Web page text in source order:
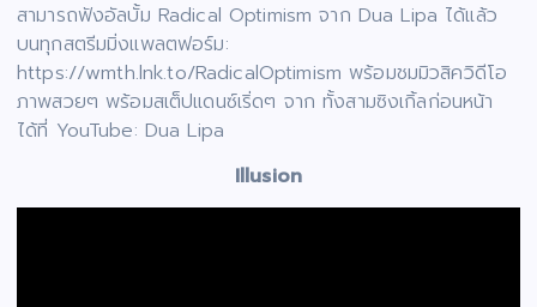
สามารถฟังอัลบั้ม Radical Optimism จาก Dua Lipa ได้แล้ว
บนทุกสตรีมมิ่งแพลตฟอร์ม:
https://wmth.lnk.to/RadicalOptimism พร้อมชมมิวสิควิดีโอ
ภาพสวยๆ พร้อมสเต็ปแดนซ์เริ่ดๆ จาก ทั้งสามซิงเกิ้ลก่อนหน้า
ได้ที่ YouTube: Dua Lipa
Illusion